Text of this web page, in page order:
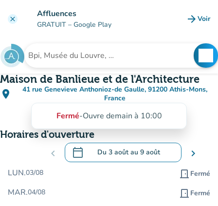
clear Affluences
GRATUIT – Google Play arrow_forward Voir
Rechercher un établissement
Maison de Banlieue et de l'Architecture
place
41 rue Genevieve Anthonioz-de Gaulle, 91200 Athis-Mons,
France
(ouvrir dans Google Maps)
(nouvel onglet)
Fermé-Ouvre demain à 10:00
Horaires d'ouverture
chevron_left calendar_today Du 3 aoûtau 9 août
.Ouvrir le calendrier pour changer de
chevron_right
LUN.03/08 door_front Fermé
MAR.04/08 door_front Fermé